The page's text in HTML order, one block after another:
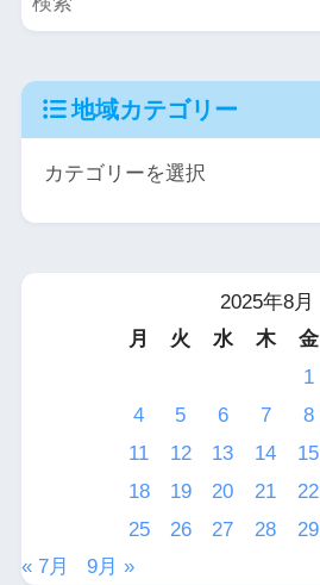
地域カテゴリー
2025年8月
月
火 水 木 金
1
4
5 6 7 8
11
12 13 14 15
18
19 20 21 22
25
26 27 28 29
« 7月
9月 »